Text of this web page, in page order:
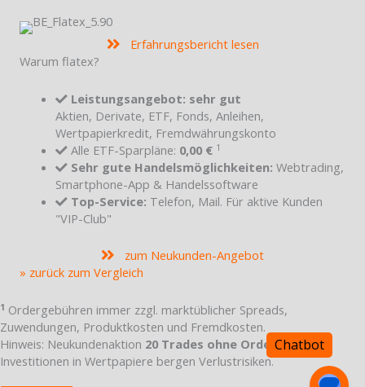
Erfahrungsbericht lesen
Warum flatex?
Leistungsangebot: sehr gut
Aktien, Derivate, ETF, Fonds, Anleihen,
Wertpapierkredit, Fremdwährungskonto
Alle ETF-Sparpläne: 0,00 € 1
Sehr gute Handelsmöglichkeiten: Webtrading,
Smartphone-App & Handelssoftware
Top-Service: Telefon, Mail. Für aktive Kunden
"VIP-Club"
zum Neukunden-Angebot
» zurück zum Vergleich
1 Ordergebühren immer zzgl. marktüblicher Spreads,
Zuwendungen, Produktkosten und Fremdkosten.
Hinweis: Neukundenaktion 20 Trades ohne Ordergebühr.
Investitionen in Wertpapiere bergen Verlustrisiken.